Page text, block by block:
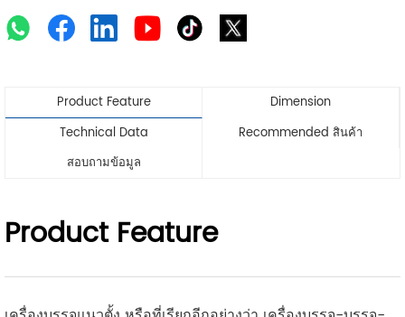
Product Feature
Dimension
Technical Data
Recommended สินค้า
สอบถามข้อมูล
Product Feature